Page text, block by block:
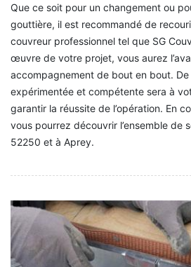
Que ce soit pour un changement ou
gouttière, il est recommandé de
couvreur professionnel tel que SG
œuvre de votre projet, vous aurez
accompagnement de bout en bout.
expérimentée et compétente sera à
garantir la réussite de l’opération. En
vous pourrez découvrir l’ensemble de
52250 et à Aprey.